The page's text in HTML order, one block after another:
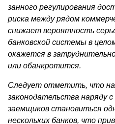
занного регулирования
риска между рядом
снижает вероят­ность
банковской системы в
окажется в
или обанкротится.
Следует отметить, что
законодательства наряду
заемщиков становиться
нескольких банков, что